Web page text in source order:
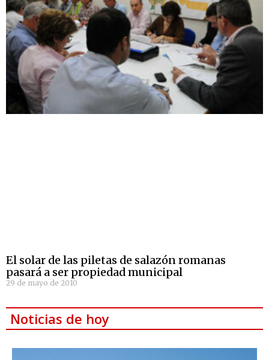
El solar de las piletas de salazón romanas
pasará a ser propiedad municipal
29 de mayo de 2010
Noticias de hoy